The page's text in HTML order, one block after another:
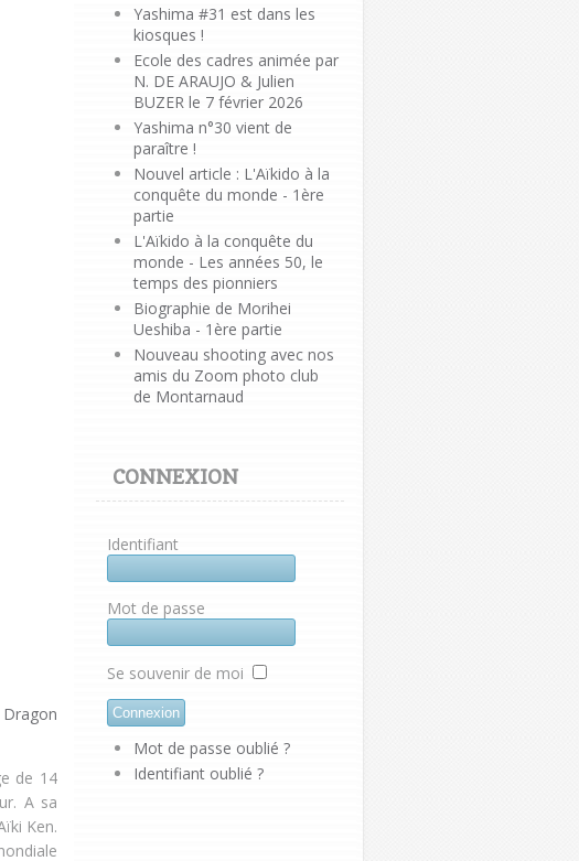
de 14
A sa
Ken.
Yashima #31 est dans les
kiosques !
Ecole des cadres animée par
N. DE ARAUJO & Julien
BUZER le 7 février 2026
Yashima n°30 vient de
paraître !
Nouvel article : L'Aïkido à la
conquête du monde - 1ère
partie
L'Aïkido à la conquête du
monde - Les années 50, le
temps des pionniers
Biographie de Morihei
Ueshiba - 1ère partie
Nouveau shooting avec nos
amis du Zoom photo club
de Montarnaud
CONNEXION
Identifiant
Mot de passe
Se souvenir de moi
Mot de passe oublié ?
Identifiant oublié ?